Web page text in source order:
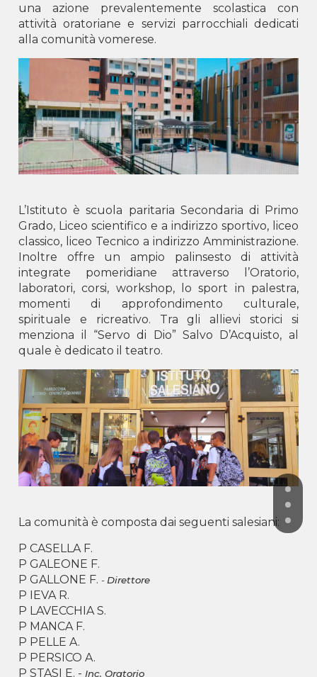
Delegazione AKM
Albania
Shën Pjetri dhe Pali
B.V. Buon Consiglio
TIRANA -San Giovanni Bosco
Kosovo
GJILAN -Don Bosko
PRISTINA -Don Bosko
Montenegro
Podgorica - Centro Don Bosco
una azione prevalentemente scolastica con
attività oratoriane e servizi parrocchiali dedicati
alla comunità vomerese.
L’Istituto è scuola paritaria Secondaria di Primo
Grado, Liceo scientifico e a indirizzo sportivo, liceo
classico, liceo Tecnico a indirizzo Amministrazione.
Inoltre offre un ampio palinsesto di attività
integrate pomeridiane attraverso l’Oratorio,
laboratori, corsi, workshop, lo sport in palestra,
momenti di approfondimento culturale,
spirituale e ricreativo. Tra gli allievi storici si
menziona il “Servo di Dio” Salvo D’Acquisto, al
quale è dedicato il teatro.
La comunità è composta dai seguenti salesiani:
P CASELLA F.
P GALEONE F.
P GALLONE F.-Direttore
P IEVA R.
P LAVECCHIA S.
P MANCA F.
P PELLE A.
P PERSICO A.
P STASI E. -Inc. Oratorio